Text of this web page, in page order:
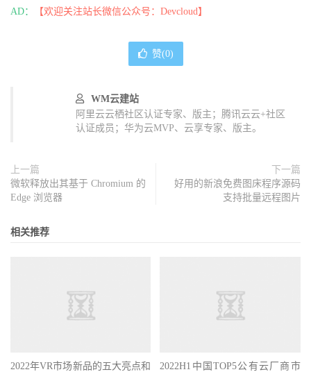
AD： 【欢迎关注站长微信公众号：Devcloud】
赞(0)
WM云建站
阿里云云栖社区认证专家、版主；腾讯云云+社区
认证成员；华为云MVP、云享专家、版主。
上一篇
微软释放出其基于 Chromium 的
Edge 浏览器
下一篇
好用的新浪免费图床程序源码
支持批量远程图片
相关推荐
2022年VR市场新品的五大亮点和
2022H1中国TOP5公有云厂商市